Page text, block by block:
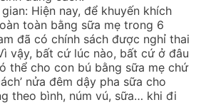
Hiện nay, để khuyến khích
toàn bằng sữa mẹ trong 6
đã có chính sách được nghỉ thai
vậy, bất cứ lúc nào, bất cứ ở đâu
thể cho con bú bằng sữa mẹ chứ
nửa đêm dậy pha sữa cho
theo bình, núm vú, sữa… khi đi